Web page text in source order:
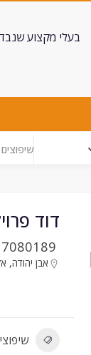
בעלי מקצוע
שיפוצים
דוד
אבן יהודה,